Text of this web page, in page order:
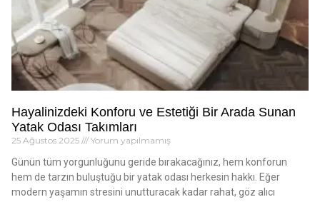
Hayalinizdeki Konforu ve Estetiği Bir Arada Sunan
Yatak Odası Takımları
25 Ağustos 2025 Yorum yapılmamış
Günün tüm yorgunluğunu geride bırakacağınız, hem konforun
hem de tarzın buluştuğu bir yatak odası herkesin hakkı. Eğer
modern yaşamın stresini unutturacak kadar rahat, göz alıcı